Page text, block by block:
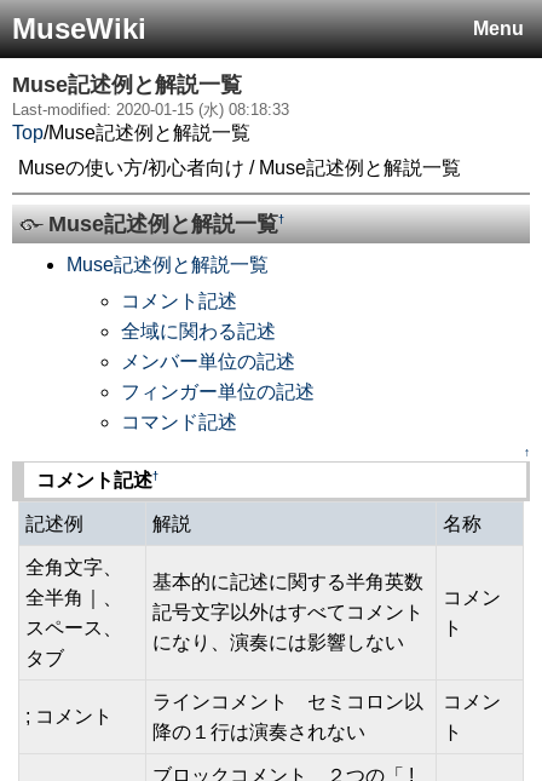
Menu
MuseWiki
Muse記述例と解説一覧
Last-modified: 2020-01-15 (水) 08:18:33
Top/Muse記述例と解説一覧
Museの使い方/初心者向け / Muse記述例と解説一覧
Muse記述例と解説一覧†
Muse記述例と解説一覧
コメント記述
全域に関わる記述
メンバー単位の記述
フィンガー単位の記述
コマンド記述
↑
コメント記述†
記述例 解説 名称
全角文字、
全半角｜、
スペース、
タブ
基本的に記述に関する半角英数
記号文字以外はすべてコメント
になり、演奏には影響しない
コメン
ト
; コメント
ラインコメント セミコロン以
降の１行は演奏されない
コメン
ト
ブロックコメント ２つの「 !